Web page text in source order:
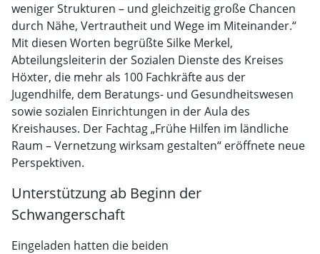
weniger Strukturen – und gleichzeitig große Chancen
durch Nähe, Vertrautheit und Wege im Miteinander.“
Mit diesen Worten begrüßte Silke Merkel,
Abteilungsleiterin der Sozialen Dienste des Kreises
Höxter, die mehr als 100 Fachkräfte aus der
Jugendhilfe, dem Beratungs- und Gesundheitswesen
sowie sozialen Einrichtungen in der Aula des
Kreishauses. Der Fachtag „Frühe Hilfen im ländliche
Raum – Vernetzung wirksam gestalten“ eröffnete neue
Perspektiven.
Unterstützung ab Beginn der
Schwangerschaft
Eingeladen hatten die beiden